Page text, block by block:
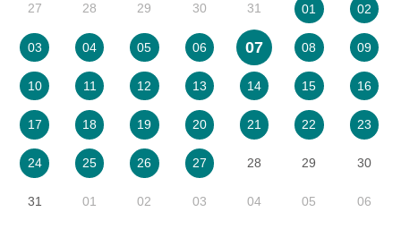
27 28 29 30 31 01 02
03 04 05 06 07 08 09
10 11 12 13 14 15 16
17 18 19 20 21 22 23
24 25 26 27 28 29 30
31 01 02 03 04 05 06